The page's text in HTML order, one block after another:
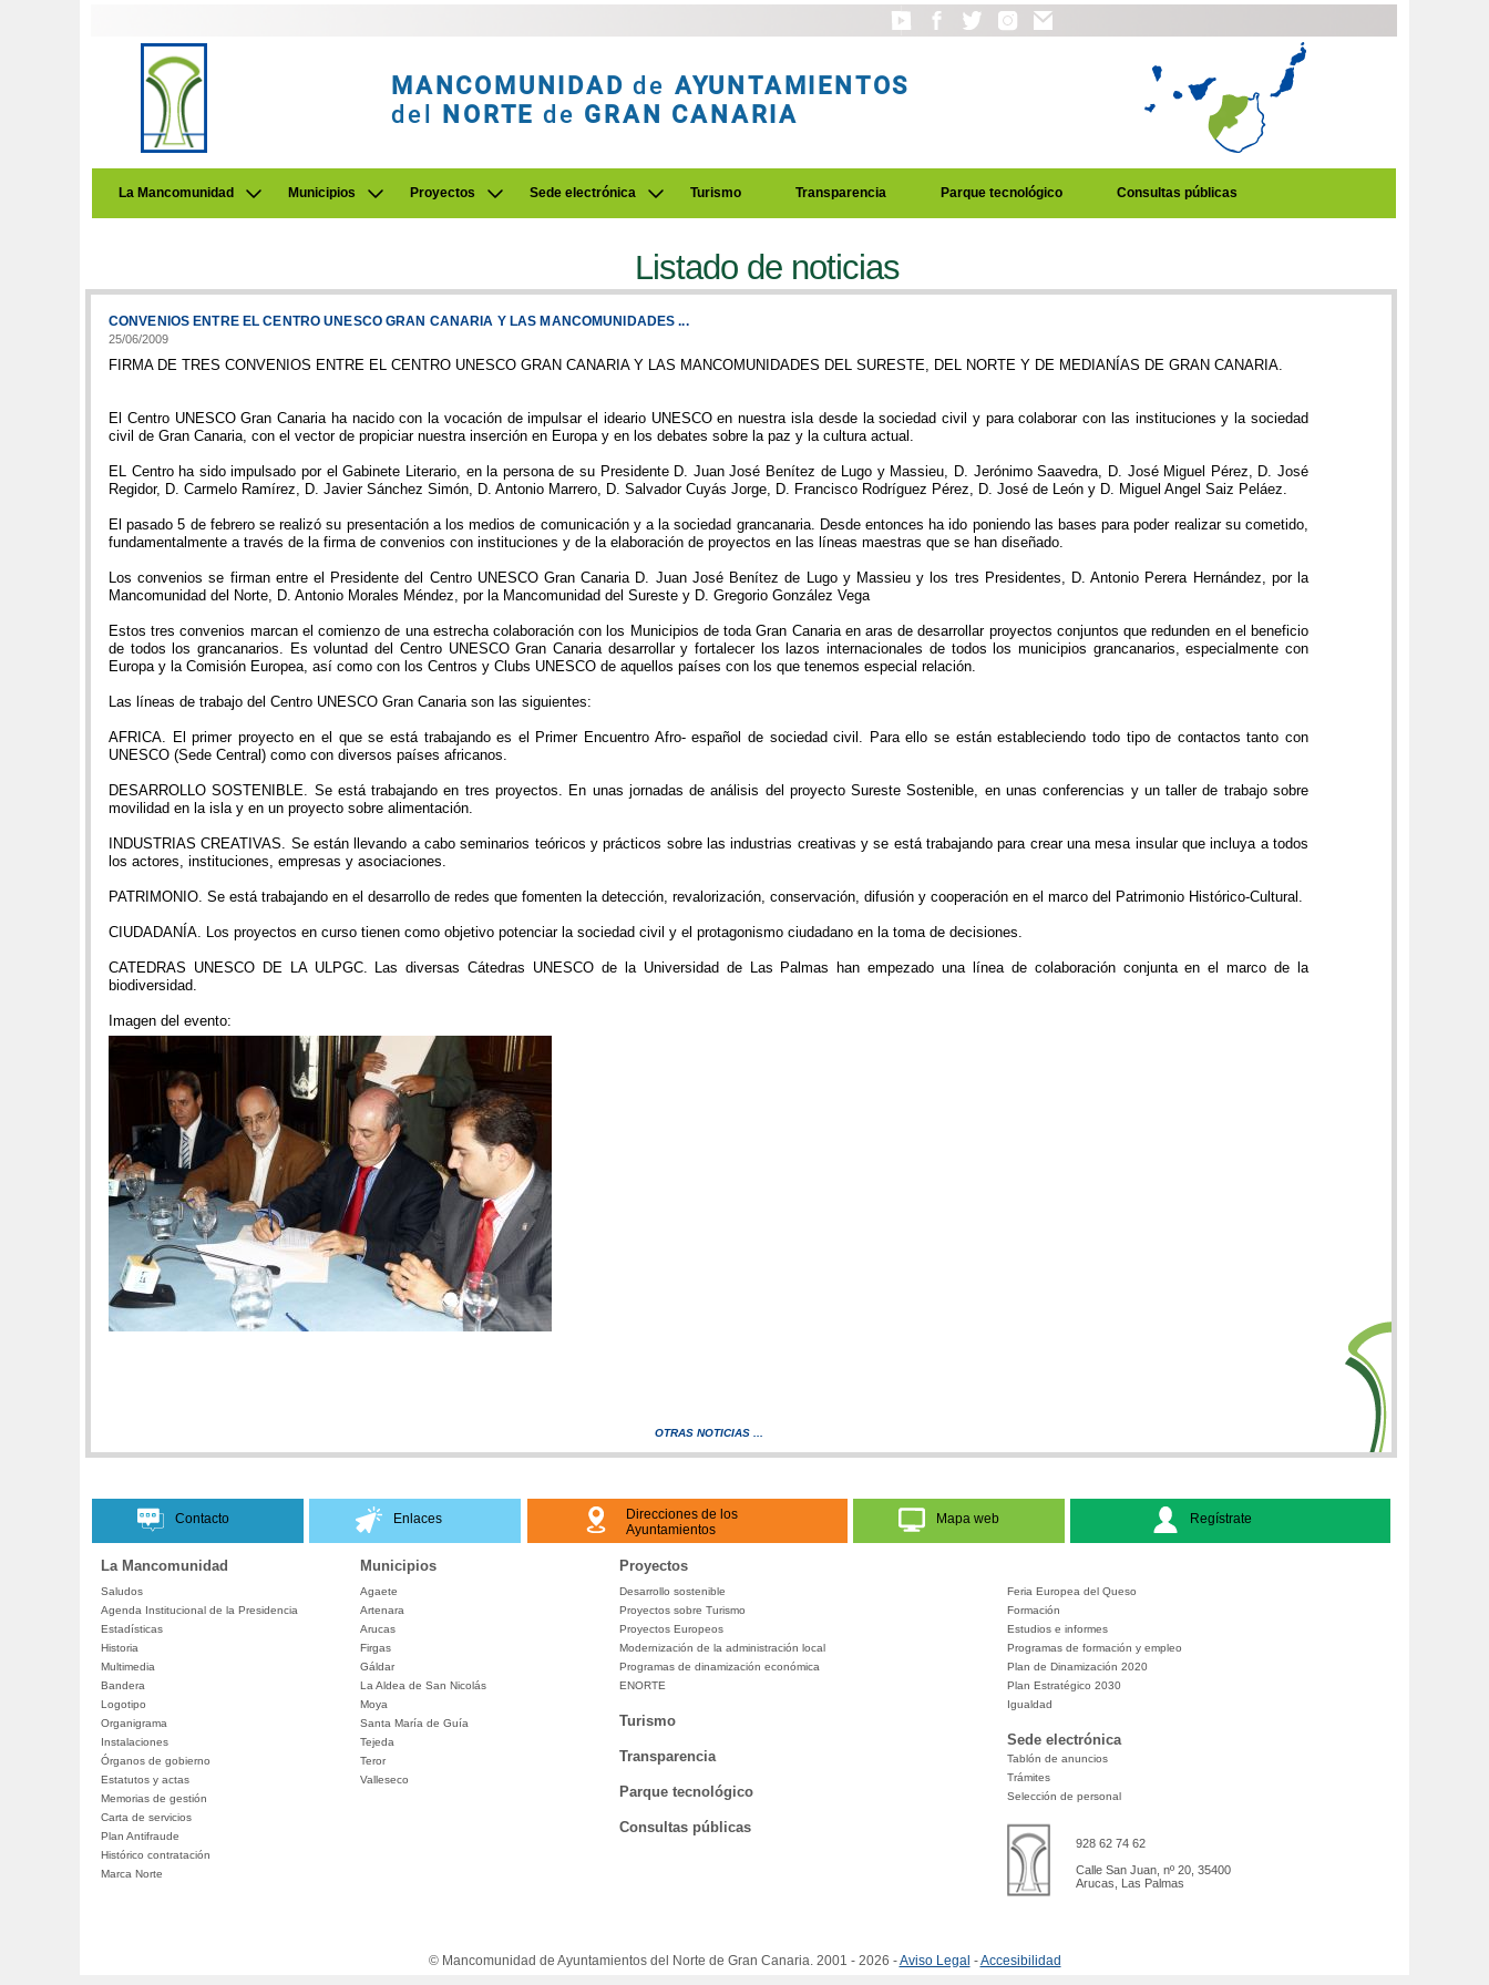
MANCOMUNIDAD de AYUNTAMIENTOS
del NORTE de GRAN CANARIA
La Mancomunidad Municipios Proyectos Sede electrónica Turismo Transparencia Parque tecnológico Consultas públicas
Listado de noticias
CONVENIOS ENTRE EL CENTRO UNESCO GRAN CANARIA Y LAS MANCOMUNIDADES ...
25/06/2009
FIRMA DE TRES CONVENIOS ENTRE EL CENTRO UNESCO GRAN CANARIA Y LAS MANCOMUNIDADES DEL SURESTE, DEL NORTE Y DE MEDIANÍAS DE GRAN CANARIA.
El Centro UNESCO Gran Canaria ha nacido con la vocación de impulsar el ideario UNESCO en nuestra isla desde la sociedad civil y para colaborar con las instituciones y la sociedad
civil de Gran Canaria, con el vector de propiciar nuestra inserción en Europa y en los debates sobre la paz y la cultura actual.
EL Centro ha sido impulsado por el Gabinete Literario, en la persona de su Presidente D. Juan José Benítez de Lugo y Massieu, D. Jerónimo Saavedra, D. José Miguel Pérez, D. José
Regidor, D. Carmelo Ramírez, D. Javier Sánchez Simón, D. Antonio Marrero, D. Salvador Cuyás Jorge, D. Francisco Rodríguez Pérez, D. José de León y D. Miguel Angel Saiz Peláez.
El pasado 5 de febrero se realizó su presentación a los medios de comunicación y a la sociedad grancanaria. Desde entonces ha ido poniendo las bases para poder realizar su cometido,
fundamentalmente a través de la firma de convenios con instituciones y de la elaboración de proyectos en las líneas maestras que se han diseñado.
Los convenios se firman entre el Presidente del Centro UNESCO Gran Canaria D. Juan José Benítez de Lugo y Massieu y los tres Presidentes, D. Antonio Perera Hernández, por la
Mancomunidad del Norte, D. Antonio Morales Méndez, por la Mancomunidad del Sureste y D. Gregorio González Vega
Estos tres convenios marcan el comienzo de una estrecha colaboración con los Municipios de toda Gran Canaria en aras de desarrollar proyectos conjuntos que redunden en el beneficio
de todos los grancanarios. Es voluntad del Centro UNESCO Gran Canaria desarrollar y fortalecer los lazos internacionales de todos los municipios grancanarios, especialmente con
Europa y la Comisión Europea, así como con los Centros y Clubs UNESCO de aquellos países con los que tenemos especial relación.
Las líneas de trabajo del Centro UNESCO Gran Canaria son las siguientes:
AFRICA. El primer proyecto en el que se está trabajando es el Primer Encuentro Afro- español de sociedad civil. Para ello se están estableciendo todo tipo de contactos tanto con
UNESCO (Sede Central) como con diversos países africanos.
DESARROLLO SOSTENIBLE. Se está trabajando en tres proyectos. En unas jornadas de análisis del proyecto Sureste Sostenible, en unas conferencias y un taller de trabajo sobre
movilidad en la isla y en un proyecto sobre alimentación.
INDUSTRIAS CREATIVAS. Se están llevando a cabo seminarios teóricos y prácticos sobre las industrias creativas y se está trabajando para crear una mesa insular que incluya a todos
los actores, instituciones, empresas y asociaciones.
PATRIMONIO. Se está trabajando en el desarrollo de redes que fomenten la detección, revalorización, conservación, difusión y cooperación en el marco del Patrimonio Histórico-Cultural.
CIUDADANÍA. Los proyectos en curso tienen como objetivo potenciar la sociedad civil y el protagonismo ciudadano en la toma de decisiones.
CATEDRAS UNESCO DE LA ULPGC. Las diversas Cátedras UNESCO de la Universidad de Las Palmas han empezado una línea de colaboración conjunta en el marco de la
biodiversidad.
Imagen del evento:
OTRAS NOTICIAS ...
Contacto Enlaces
Direcciones de los
Ayuntamientos
Mapa web Regístrate
La Mancomunidad Municipios Proyectos
Saludos
Agenda Institucional de la Presidencia
Estadísticas
Historia
Multimedia
Bandera
Logotipo
Organigrama
Instalaciones
Órganos de gobierno
Estatutos y actas
Memorias de gestión
Carta de servicios
Plan Antifraude
Histórico contratación
Marca Norte
Agaete
Artenara
Arucas
Firgas
Gáldar
La Aldea de San Nicolás
Moya
Santa María de Guía
Tejeda
Teror
Valleseco
Desarrollo sostenible
Proyectos sobre Turismo
Proyectos Europeos
Modernización de la administración local
Programas de dinamización económica
ENORTE
Turismo
Transparencia
Parque tecnológico
Consultas públicas
Feria Europea del Queso
Formación
Estudios e informes
Programas de formación y empleo
Plan de Dinamización 2020
Plan Estratégico 2030
Igualdad
Sede electrónica
Tablón de anuncios
Trámites
Selección de personal
928 62 74 62
Calle San Juan, nº 20, 35400
Arucas, Las Palmas
© Mancomunidad de Ayuntamientos del Norte de Gran Canaria. 2001 - 2026 -Aviso Legal -Accesibilidad